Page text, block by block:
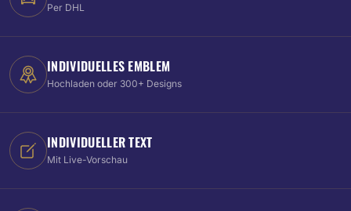
Per DHL
INDIVIDUELLES EMBLEM
Hochladen oder 300+ Designs
INDIVIDUELLER TEXT
Mit Live-Vorschau